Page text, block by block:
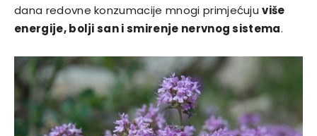
dana redovne konzumacije mnogi primjećujuviše
energije, bolji san i smirenje nervnog sistema.